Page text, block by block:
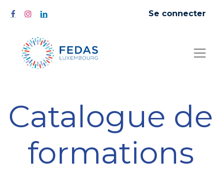
Se connecter
Catalogue de
formations